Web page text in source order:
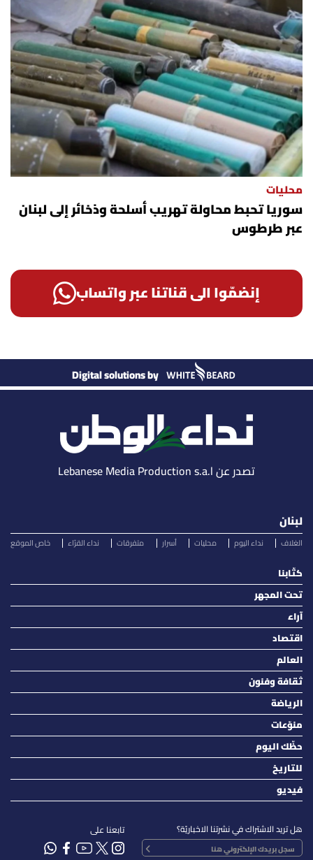
محليات
سوريا تحبط محاولة تهريب أسلحة وذخائر إلى لبنان
عبر طرطوس
إنضمّوا الى قناتنا عبر واتساب
Digital solutions by
تصدر عن Lebanese Media Production s.a.l
لبنان
الغلاف نداء اليوم محليات أسرار متفرقات نداء القرّاء خاص الموقع
كتّابنا
تحت المجهر
آراء
اقتصاد
العالم
ثقافة وفنون
الرياضة
منوّعات
حظّك اليوم
للتاريخ
فيديو
هل تريد الاشتراك في نشرتنا الاخباريّة؟ تابعنا على